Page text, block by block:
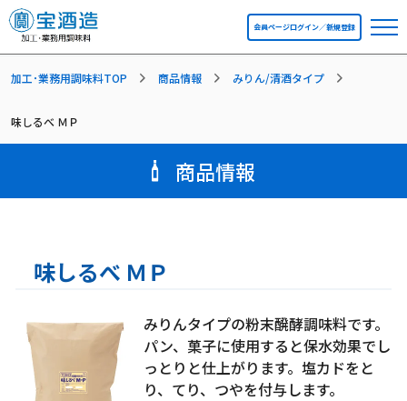
会員ページログイン／新規登録
加工･業務用調味料TOP 商品情報 みりん/清酒タイプ
味しるべ ＭＰ
商品情報
味しるべ ＭＰ
みりんタイプの粉末醗酵調味料です。
パン、菓子に使用すると保水効果でし
っとりと仕上がります。塩カドをと
り、てり、つやを付与します。